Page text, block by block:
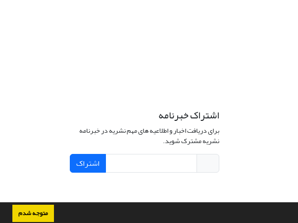
متوجه شدم
اشتراک خبرنامه
برای دریافت اخبار و اطلاعیه های مهم نشریه در خبرنامه
نشریه مشترک شوید.
اشتراک